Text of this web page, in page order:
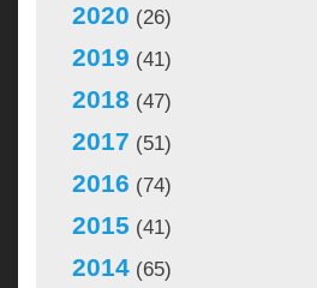
2020 (26)
2019 (41)
2018 (47)
2017 (51)
2016 (74)
2015 (41)
2014 (65)